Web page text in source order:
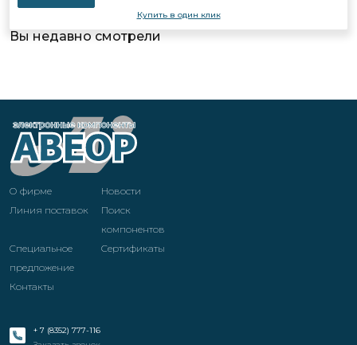
Купить в один клик
Вы недавно смотрели
О фирме
Новости
Линия поставок
Поиск
компонентов
Специальное
предложение
Cертификаты
Контакты
+ 7 (8352) 777-116